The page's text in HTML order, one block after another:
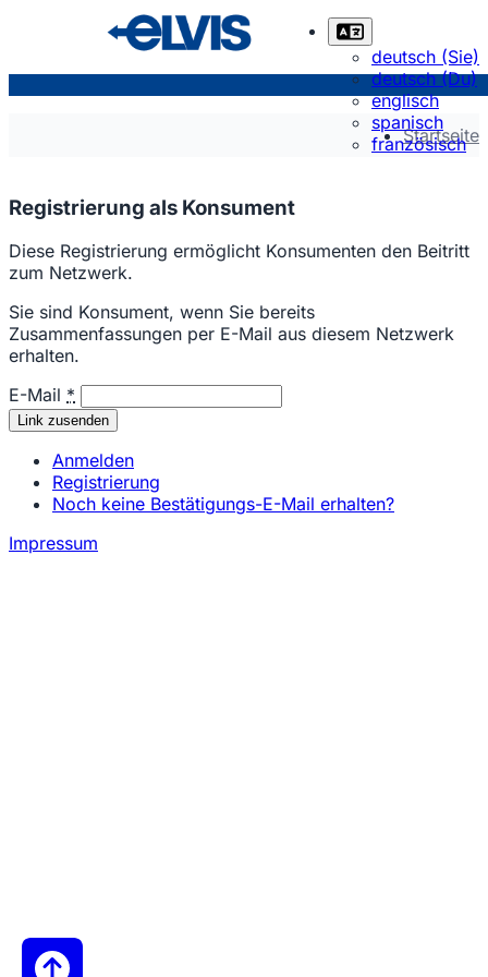
deutsch (Sie)
deutsch (Du)
englisch
spanisch
französisch
Startseite
Registrierung als Konsument
Diese Registrierung ermöglicht Konsumenten den Beitritt
zum Netzwerk.
Sie sind Konsument, wenn Sie bereits
Zusammenfassungen per E-Mail aus diesem Netzwerk
erhalten.
E-Mail *
Anmelden
Registrierung
Noch keine Bestätigungs-E-Mail erhalten?
Impressum